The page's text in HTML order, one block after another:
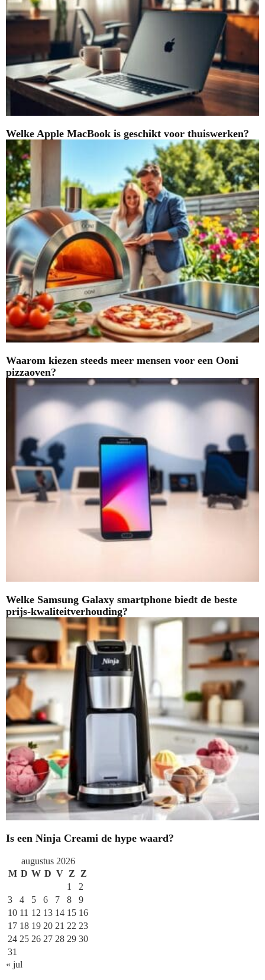
Welke Apple MacBook is geschikt voor thuiswerken?
Waarom kiezen steeds meer mensen voor een Ooni
pizzaoven?
Welke Samsung Galaxy smartphone biedt de beste
prijs-kwaliteitverhouding?
Is een Ninja Creami de hype waard?
augustus 2026
M D W D V Z
Z
1
2
3
4 5 6 7 8
9
10 11 12 13 14 15 16
17 18 19 20 21 22 23
24 25 26 27 28 29 30
31
« jul